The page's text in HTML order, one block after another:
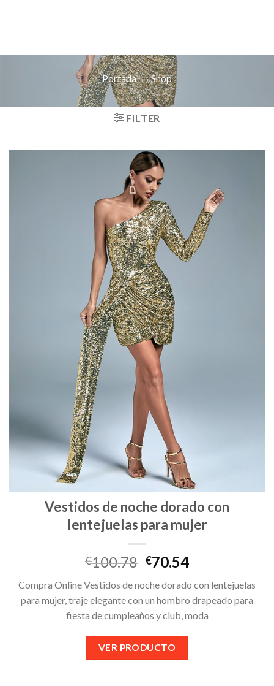
Portada » Shop
FILTER
Vestidos de noche dorado con
lentejuelas para mujer
€100.78 €70.54
Compra Online Vestidos de noche dorado con lentejuelas
para mujer, traje elegante con un hombro drapeado para
fiesta de cumpleaños y club, moda
VER PRODUCTO